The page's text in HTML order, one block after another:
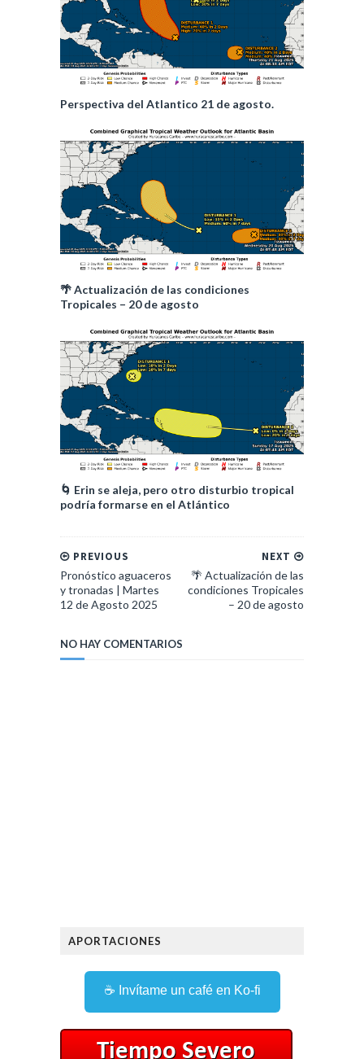
Perspectiva del Atlantico 21 de agosto.
🌴 Actualización de las condiciones
Tropicales – 20 de agosto
🌀 Erin se aleja, pero otro disturbio tropical
podría formarse en el Atlántico
NEXT
🌴 Actualización de las
condiciones Tropicales
– 20 de agosto
PREVIOUS
Pronóstico aguaceros
y tronadas | Martes
12 de Agosto 2025
NO HAY COMENTARIOS
APORTACIONES
☕ Invítame un café en Ko-fi